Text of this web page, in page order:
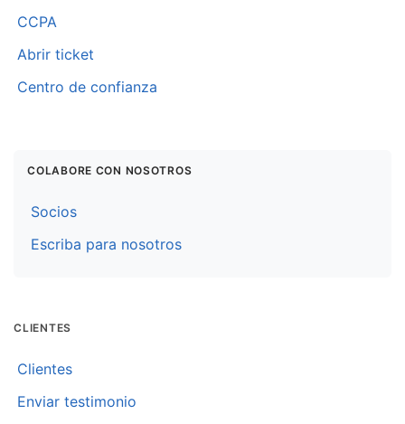
CCPA
Abrir ticket
Centro de confianza
COLABORE CON NOSOTROS
Socios
Escriba para nosotros
CLIENTES
Clientes
Enviar testimonio